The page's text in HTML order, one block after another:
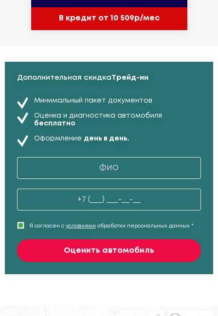
В кредит от 10 509р/мес
Дополнительная скидкаТрейд-ин
Минимальный пакет документов
Оценка и диагностика автомобиля
бесплатно
Оформление день в день.
Я согласен с условиями обработки персональных данных *
Оценить автомобиль